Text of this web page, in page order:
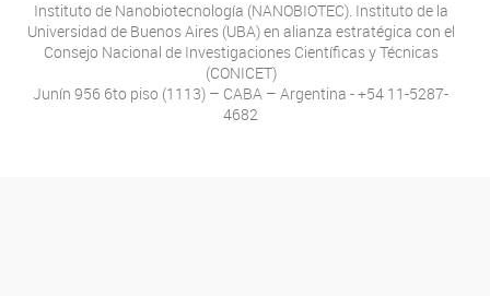
Instituto de Nanobiotecnología (NANOBIOTEC). Instituto de la
Universidad de Buenos Aires (UBA) en alianza estratégica con el
Consejo Nacional de Investigaciones Científicas y Técnicas
(CONICET)
Junín 956 6to piso (1113) – CABA – Argentina - +54 11-5287-
4682